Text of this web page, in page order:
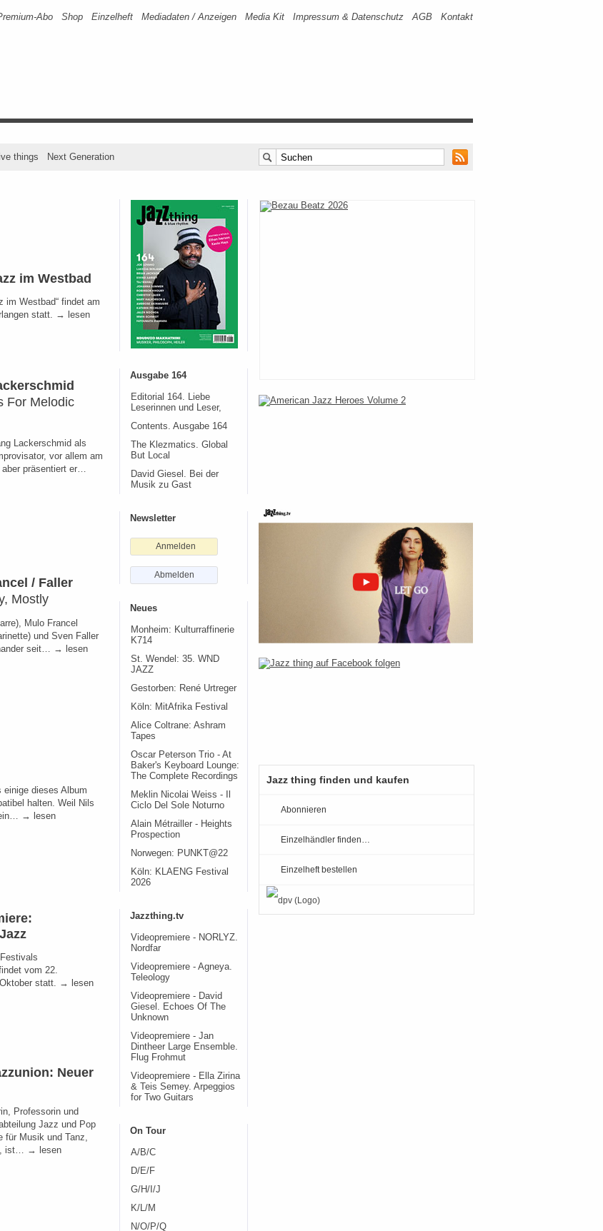
Abo Shop Einzelheft Mediadaten / Anzeigen Media Kit Impressum & Datenschutz AGB Kontakt
things Next Generation
im Westbad
im Westbad“ findet am
statt. → lesen
For Melodic
Lackerschmid als
vor allem am
präsentiert er…
/ Faller
Mostly
Mulo Francel
und Sven Faller
seit… → lesen
dieses Album
halten. Weil Nils
→ lesen
vom 22.
statt. → lesen
Neuer
Professorin und
Jazz und Pop
für Musik und Tanz,
ist… → lesen
Ausgabe 164
Editorial 164. Liebe
Leserinnen und Leser,
Contents. Ausgabe 164
The Klezmatics. Global
But Local
David Giesel. Bei der
Musik zu Gast
Newsletter
Anmelden
Abmelden
Neues
Monheim: Kulturraffinerie
K714
St. Wendel: 35. WND
JAZZ
Gestorben: René Urtreger
Köln: MitAfrika Festival
Alice Coltrane: Ashram
Tapes
Oscar Peterson Trio - At
Baker's Keyboard Lounge:
The Complete Recordings
Meklin Nicolai Weiss - Il
Ciclo Del Sole Noturno
Alain Métrailler - Heights
Prospection
Norwegen: PUNKT@22
Köln: KLAENG Festival
2026
Jazzthing.tv
Videopremiere - NORLYZ.
Nordfar
Videopremiere - Agneya.
Teleology
Videopremiere - David
Giesel. Echoes Of The
Unknown
Videopremiere - Jan
Dintheer Large Ensemble.
Flug Frohmut
Videopremiere - Ella Zirina
& Teis Semey. Arpeggios
for Two Guitars
On Tour
A/B/C
D/E/F
G/H/I/J
K/L/M
N/O/P/Q
Jazz thing finden und kaufen
Abonnieren
Einzelhändler finden…
Einzelheft bestellen